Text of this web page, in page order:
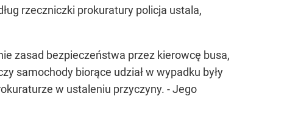
rzeczniczki prokuratury policja ustala,
zasad bezpieczeństwa przez kierowcę busa,
samochody biorące udział w wypadku były
w ustaleniu przyczyny. - Jego